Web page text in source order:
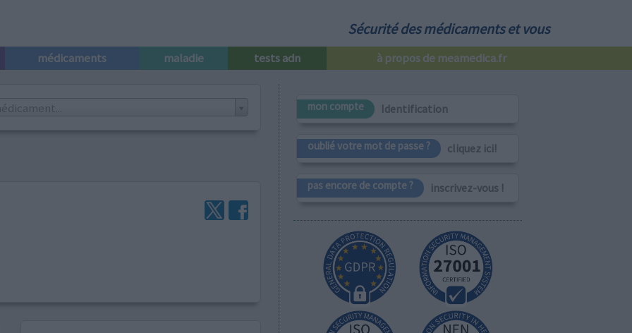
Sécurité des médicaments et vous
médicaments maladie tests adn à propos de meamedica.fr
mon compte Identification
oublié votre mot de passe ? cliquez ici!
pas encore de compte ? inscrivez-vous !